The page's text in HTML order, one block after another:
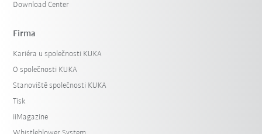
Download Center
Firma
Kariéra u společnosti KUKA
O společnosti KUKA
Stanoviště společnosti KUKA
Tisk
iiMagazine